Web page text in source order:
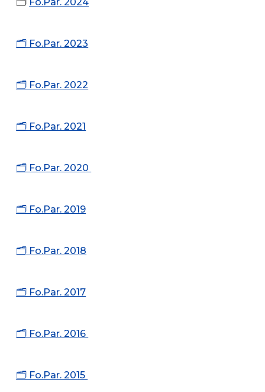
🗂️ Fo.Par. 2023
🗂️ Fo.Par. 2022
🗂️ Fo.Par. 2021
🗂️ Fo.Par. 2020
🗂️ Fo.Par. 2019
🗂️ Fo.Par. 2018
🗂️ Fo.Par. 2017
🗂️ Fo.Par. 2016
🗂️ Fo.Par. 2015